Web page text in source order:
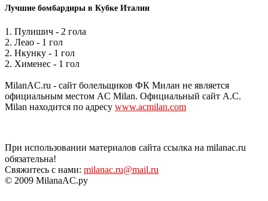
Лучшие бомбардиры в Кубке Италии
1. Пулишич - 2 гола
2. Леао - 1 гол
2. Нкунку - 1 гол
2. Хименес - 1 гол
MilanAC.ru - сайт болельщиков ФК Милан не является
официальным местом AC Milan. Официальный сайт A.C.
Milan находится по адресу www.acmilan.com
При использовании материалов сайта ссылка на milanac.ru
обязательна!
Свяжитесь с нами: milanac.ru@mail.ru
© 2009 MilanaAC.ру